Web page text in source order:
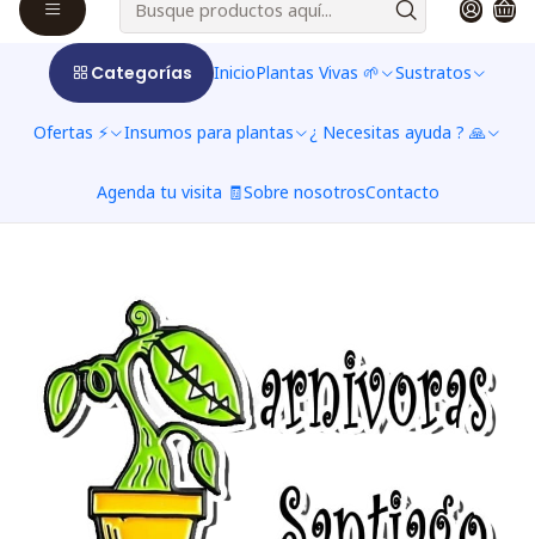
Categorías InicioPlantas Vivas 🌱 Sustratos
Ofertas ⚡ Insumos para plantas ¿ Necesitas ayuda ? 🙏
Agenda tu visita 🧾Sobre nosotrosContacto
a partir de $2.142 CLP$2.380 CLP
Ver opções